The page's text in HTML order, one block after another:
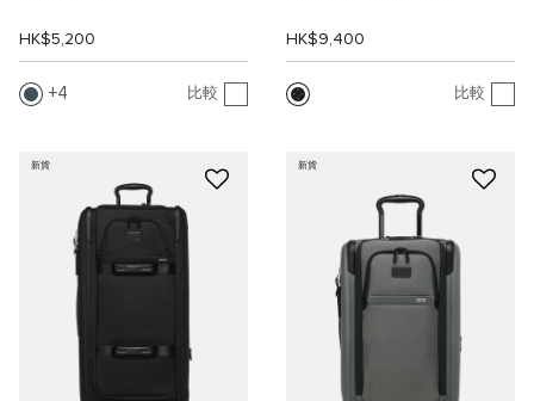
HK$5,200
4 比較
HK$9,400
比較
新貨 新貨